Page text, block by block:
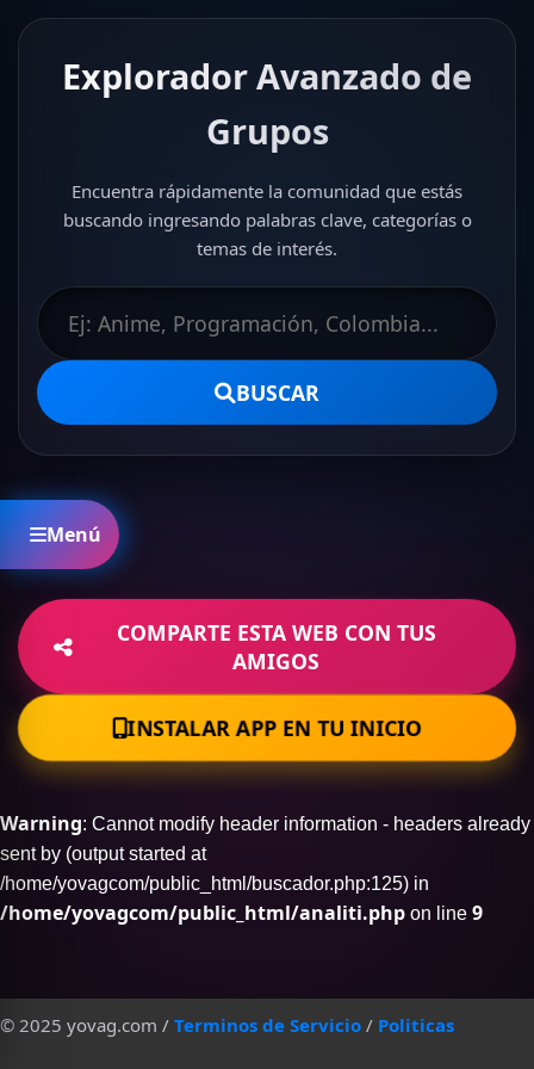
Menú
Explorador Avanzado de
Grupos
Encuentra rápidamente la comunidad que estás
buscando ingresando palabras clave, categorías o
temas de interés.
BUSCAR
COMPARTE ESTA WEB CON TUS
AMIGOS
INSTALAR APP EN TU INICIO
© 2025 yovag.com / Terminos de Servicio / Politicas
Warning: Cannot modify header information - headers already
sent by (output started at
/home/yovagcom/public_html/buscador.php:125) in
/home/yovagcom/public_html/analiti.php on line 9